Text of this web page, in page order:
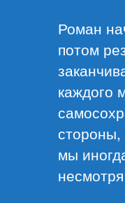
Роман
потом
каждого
мы